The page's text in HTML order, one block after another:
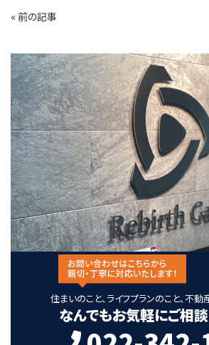
« 前の記事
住まいのこと、ライフプランのこと、不
なんでもお気軽にご相